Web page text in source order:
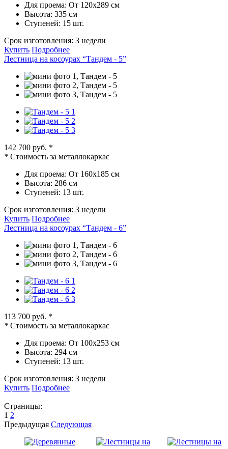
Для проема: От 120х289 см
Высота: 335 см
Ступеней: 15 шт.
Срок изготовления: 3 недели
Купить Подробнее
Лестница на косоурах “Тандем - 5”
142 700 руб. *
* Стоимость за металлокаркас
Для проема: От 160х185 см
Высота: 286 см
Ступеней: 13 шт.
Срок изготовления: 3 недели
Купить Подробнее
Лестница на косоурах “Тандем - 6”
113 700 руб. *
* Стоимость за металлокаркас
Для проема: От 100х253 см
Высота: 294 см
Ступеней: 13 шт.
Срок изготовления: 3 недели
Купить Подробнее
Страницы:
1 2
Предыдущая Следующая